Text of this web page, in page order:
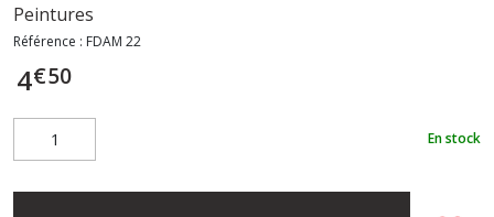
Peintures
Référence : FDAM 22
4€50
En stock